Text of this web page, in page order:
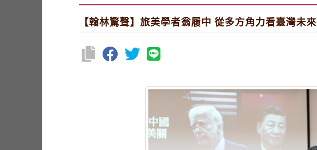
【翰林驚聲】旅美學者翁履中 從多方角力看臺灣未來